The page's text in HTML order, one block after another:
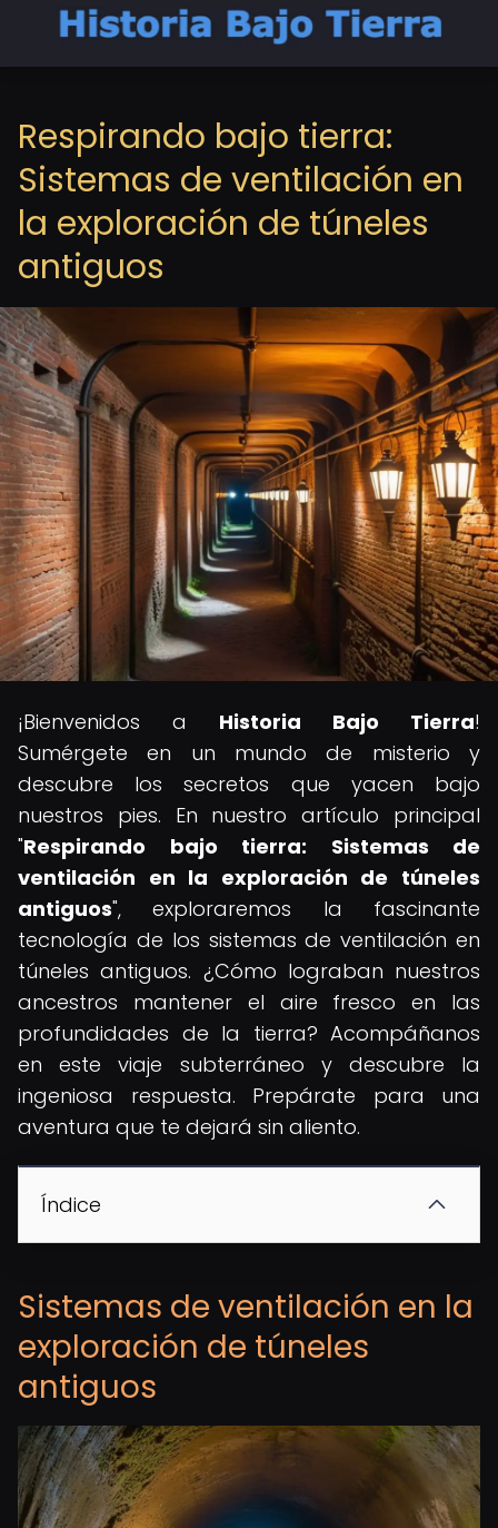
Respirando bajo tierra:
Sistemas de ventilación en
la exploración de túneles
antiguos
¡Bienvenidos a Historia Bajo Tierra!
Sumérgete en un mundo de misterio y
descubre los secretos que yacen bajo
nuestros pies. En nuestro artículo principal
"Respirando bajo tierra: Sistemas de
ventilación en la exploración de túneles
antiguos", exploraremos la fascinante
tecnología de los sistemas de ventilación en
túneles antiguos. ¿Cómo lograban nuestros
ancestros mantener el aire fresco en las
profundidades de la tierra? Acompáñanos
en este viaje subterráneo y descubre la
ingeniosa respuesta. Prepárate para una
aventura que te dejará sin aliento.
Índice
Sistemas de ventilación en la
exploración de túneles
antiguos